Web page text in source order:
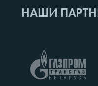
НАШИ